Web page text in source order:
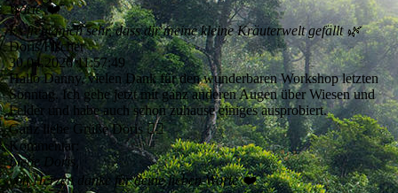
Worte ❤️
Es freut mich sehr, dass dir meine kleine Kräuterwelt gefällt 🌿
Doris Fischer
30.04.2026 11:57:49
Hallo Danny, vielen Dank für den wunderbaren Workshop letzten
Sonntag. Ich gehe jetzt mit ganz anderen Augen über Wiesen und
Felder und habe auch schon zuhause einiges ausprobiert.
Ganz liebe Grüße Doris 🧚‍♂️
Kommentar:
Liebe Doris,
von Herzen danke für deine lieben Worte ❤️